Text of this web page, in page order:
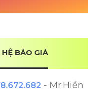
HỆ BÁO GIÁ
- Mr.Hiền